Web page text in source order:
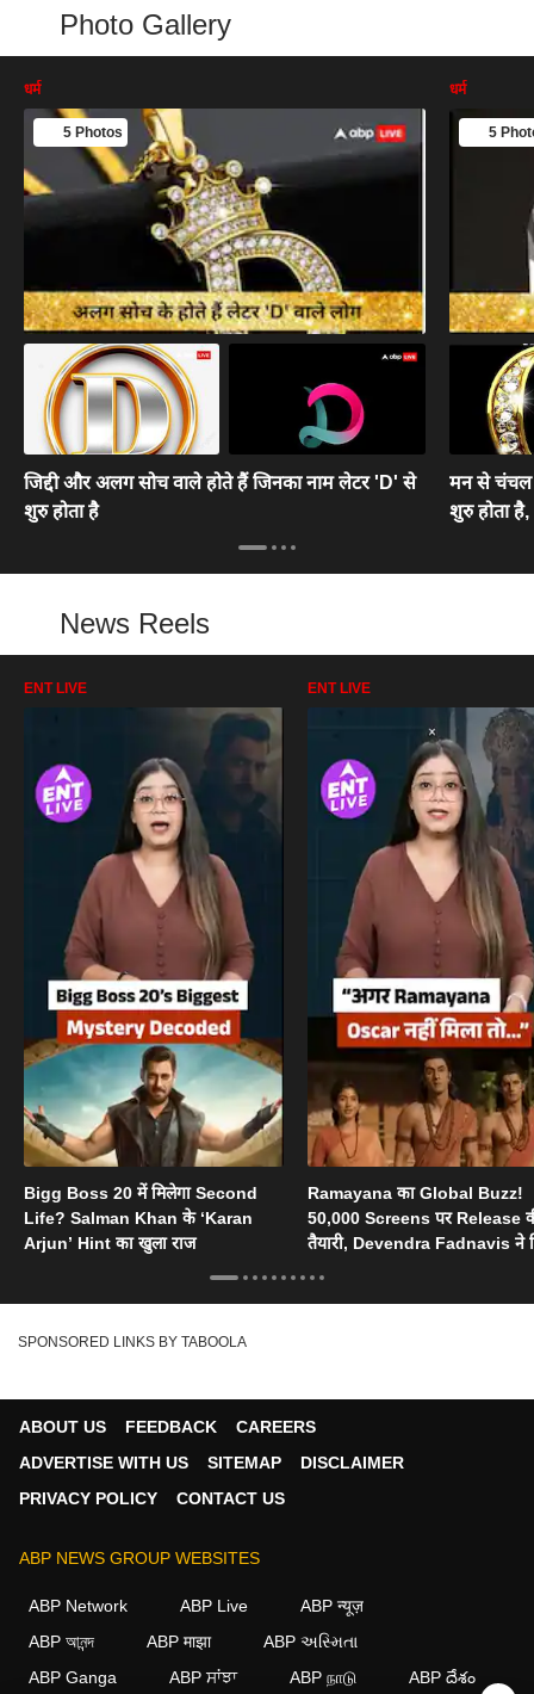
Photo Gallery
धर्म
5 Photos
जिद्दी और अलग सोच वाले होते हैं जिनका नाम लेटर 'D' से
शुरु होता है
धर्म
5
मन से चंचल
शुरु होता
News Reels
ENT LIVE
Bigg Boss 20 में मिलेगा Second
Life? Salman Khan के ‘Karan
Arjun’ Hint का खुला राज
ENT LIVE
Ramayana का Global Buzz!
50,000 Screens पर Release
तैयारी, Devendra Fadnavis ने
SPONSORED LINKS BY TABOOLA
ABOUT US FEEDBACK
CAREERS
ADVERTISE WITH US
SITEMAP
DISCLAIMER
PRIVACY POLICY
CONTACT US
ABP NEWS GROUP WEBSITES
ABP Network ABP Live
ABP न्यूज़
ABP আনন্দ
ABP माझा
ABP અસ્મિતા
ABP Ganga
ABP ਸਾਂਝਾ ABP நாடு ABP దేశం